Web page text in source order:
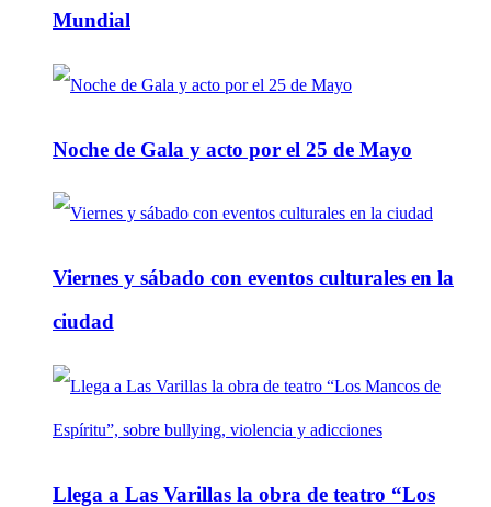
Mundial
Noche de Gala y acto por el 25 de Mayo
Viernes y sábado con eventos culturales en la
ciudad
Llega a Las Varillas la obra de teatro “Los